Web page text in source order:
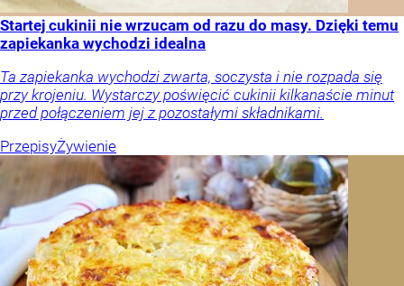
Startej cukinii nie wrzucam od razu do masy. Dzięki temu
zapiekanka wychodzi idealna
Ta zapiekanka wychodzi zwarta, soczysta i nie rozpada się
przy krojeniu. Wystarczy poświęcić cukinii kilkanaście minut
przed połączeniem jej z pozostałymi składnikami.
PrzepisyŻywienie